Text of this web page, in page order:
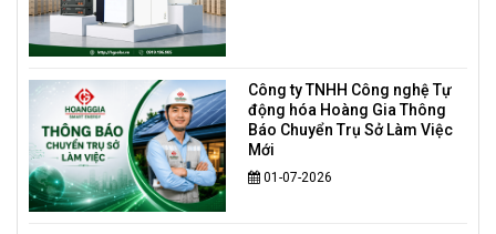
Công ty TNHH Công nghệ Tự
động hóa Hoàng Gia Thông
Báo Chuyển Trụ Sở Làm Việc
Mới
01-07-2026